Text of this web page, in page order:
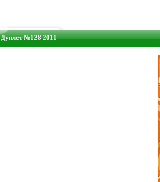
Дуплет №128 2011